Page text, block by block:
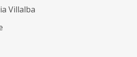
Villalba